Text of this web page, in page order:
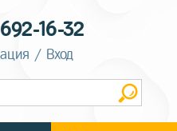
16-32
/ Вход